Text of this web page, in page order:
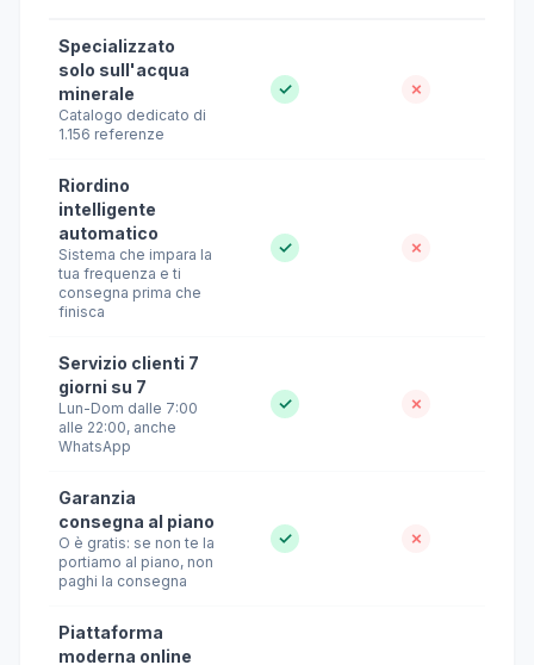
Specializzato
solo sull'acqua
minerale
Catalogo dedicato di
1.156 referenze
✓ ✗
Riordino
intelligente
automatico
Sistema che impara la
tua frequenza e ti
consegna prima che
finisca
✓ ✗
Servizio clienti 7
giorni su 7
Lun-Dom dalle 7:00
alle 22:00, anche
WhatsApp
✓ ✗
Garanzia
consegna al piano
O è gratis: se non te la
portiamo al piano, non
paghi la consegna
✓ ✗
Piattaforma
moderna online